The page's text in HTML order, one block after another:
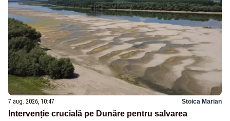
7 aug. 2026, 10:47 Stoica Marian
Intervenție crucială pe Dunăre pentru salvarea